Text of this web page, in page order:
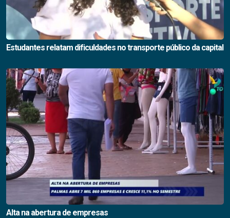
Estudantes relatam dificuldades no transporte público da capital
Alta na abertura de empresas